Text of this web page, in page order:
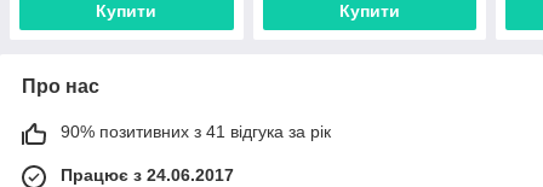
Купити Купити
Про нас
90% позитивних з 41 відгука за рік
Працює з 24.06.2017